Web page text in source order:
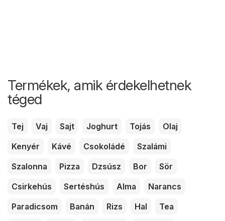
Termékek, amik érdekelhetnek
téged
Tej Vaj Sajt Joghurt Tojás
Olaj
Kenyér
Kávé Csokoládé
Szalámi
Szalonna
Pizza Dzsúsz Bor
Sör
Csirkehús
Sertéshús Alma
Narancs
Paradicsom
Banán Rizs Hal
Tea